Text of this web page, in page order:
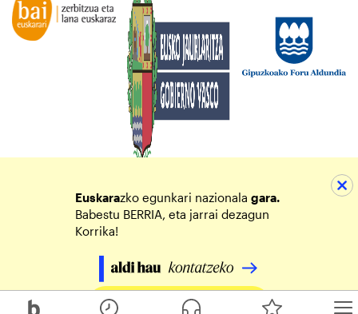
Euskarazko egunkari nazionala gara.
Babestu BERRIA, eta jarrai dezagun
Korrika!
Egin zure ekarpena